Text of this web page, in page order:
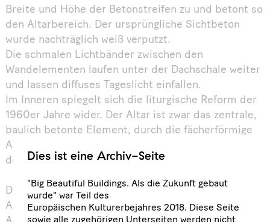
Breite und Höhe der Betonstreifen zu und betont so
den Altarbereich. Der ursprüngliche Sichtbeton
wurde nachträglich weiß verputzt.
Die schmalen Lichtbänder zwischen den
Wandelementen laufen unter der Dachschale weiter
und lassen diffuses Tageslicht einfallen.
Im Inneren spiegelt sich die liturgische Reform der
1960er Jahre wider. Der Altar ist zwar das zentrale,
baulich betonte Element, durch die fächerförmige
Anordnung der Bänke wird die Gemeinde aber in
den Gottesdienst einbezogen.
Die ursprünglich sparsame Ausstattung – Altar,
Ambo und Tabernakel aus Marmor – entwarf
Dies ist eine Archiv-Seite
"Big Beautiful Buildings. Als die Zukunft gebaut
wurde" war Teil des
Europäischen Kulturerbejahres 2018. Diese Seite
sowie alle zugehörigen Unterseiten werden nicht